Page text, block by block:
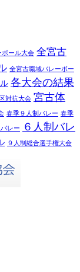
ボール大会 全宮古
全宮古職域バレーボー
各大会の結果
対抗大会 宮古体
春季９人制バレー 春季
レー
６人制バレ
９人制総合選手権大会